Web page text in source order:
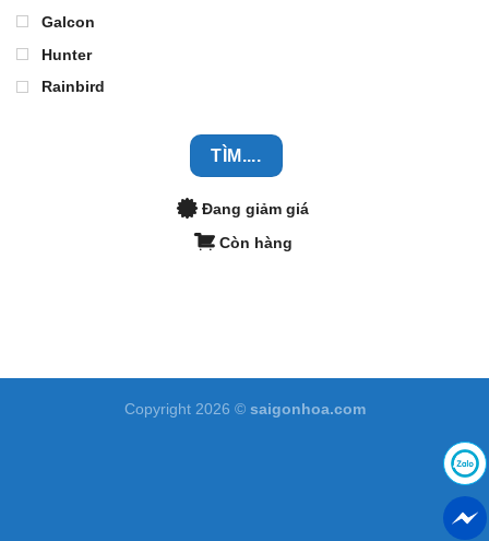
Galcon
Hunter
Rainbird
TÌM....
Đang giảm giá
Còn hàng
Copyright 2026 © saigonhoa.com